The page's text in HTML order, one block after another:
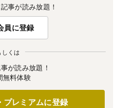
事が読み放題！
員に登録
しくは
が読み放題！
無料体験
プレミアムに登録